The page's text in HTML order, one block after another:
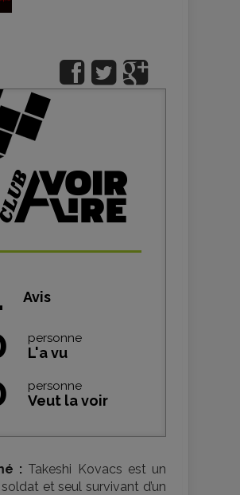
Avis
personne
L'a vu
personne
Veut la voir
: Takeshi Kovacs est un
et seul survivant d’un